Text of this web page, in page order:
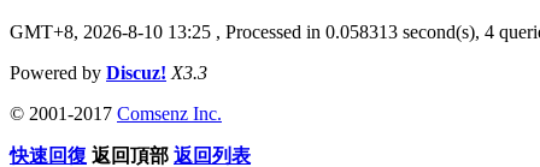
GMT+8, 2026-8-10 13:25 , Processed in 0.058313 second(s), 4
Powered by Discuz! X3.3
© 2001-2017 Comsenz Inc.
快速回復 返回頂部 返回列表